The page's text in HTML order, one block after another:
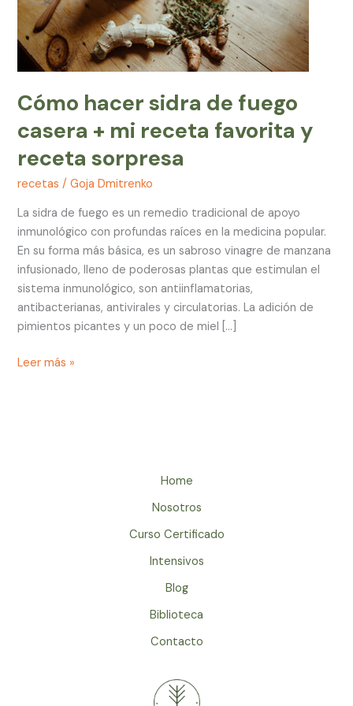
Cómo hacer sidra de fuego
casera + mi receta favorita y
receta sorpresa
recetas /Goja Dmitrenko
La sidra de fuego es un remedio tradicional de apoyo
inmunológico con profundas raíces en la medicina popular.
En su forma más básica, es un sabroso vinagre de manzana
infusionado, lleno de poderosas plantas que estimulan el
sistema inmunológico, son antiinflamatorias,
antibacterianas, antivirales y circulatorias. La adición de
pimientos picantes y un poco de miel […]
receta
favorita
y
receta
Leer más »
Home
Nosotros
Curso Certificado
Intensivos
Blog
Biblioteca
Contacto